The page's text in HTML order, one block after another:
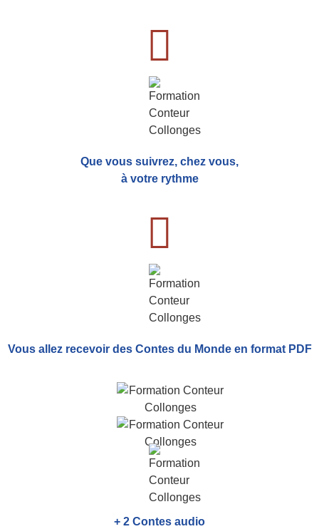
Que vous suivrez, chez vous,
à votre rythme
Vous allez recevoir des Contes du Monde en format PDF
+ 2 Contes audio